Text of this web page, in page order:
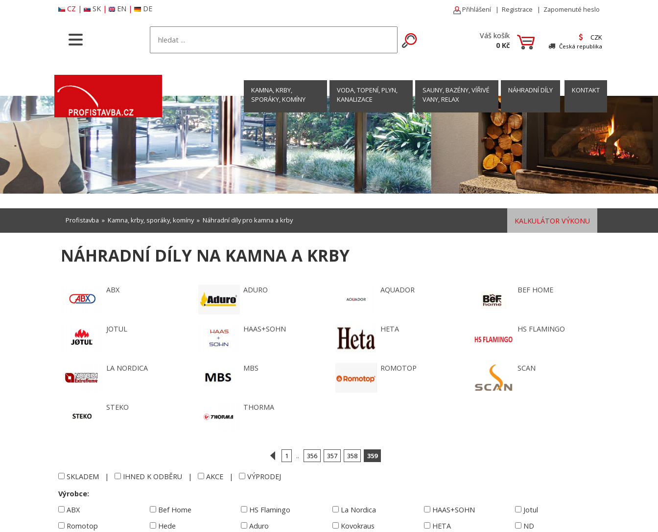
CZ | SK| EN | DE Přihlášení | Registrace | Zapomenuté heslo
Váš košík
0 Kč
CZK
Česká republika
KAMNA, KRBY,
SPORÁKY, KOMÍNY
VODA, TOPENÍ, PLYN,
KANALIZACE
SAUNY, BAZÉNY, VÍŘIVÉ
VANY, RELAX
NÁHRADNÍ DÍLY KONTAKT
KALKULÁTOR VÝKONU
Profistavba » Kamna, krby, sporáky, komíny» Náhradní díly pro kamna a krby
NÁHRADNÍ DÍLY NA KAMNA A KRBY
ABX ADURO AQUADOR BEF HOME
JOTUL HAAS+SOHN HETA HS FLAMINGO
LA NORDICA MBS ROMOTOP SCAN
STEKO THORMA
1 .. 356 357 358 359
SKLADEM | IHNED K ODBĚRU | AKCE |
VÝPRODEJ
Výrobce:
ABX
Bef Home HS Flamingo La Nordica HAAS+SOHN
Jotul
Romotop
Hede Aduro Kovokraus HETA
ND